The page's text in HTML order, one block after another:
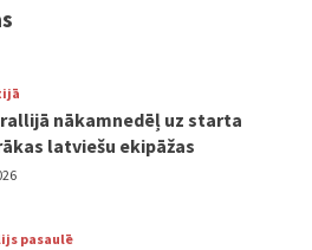
nākamnedēļ uz starta
latviešu ekipāžas
pasaulē